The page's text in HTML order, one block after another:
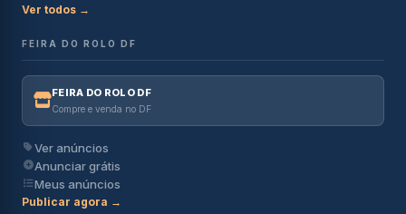
Ver todos →
FEIRA DO ROLO DF
FEIRA DO ROLO DF
Compre e venda no DF
Ver anúncios
Anunciar grátis
Meus anúncios
Publicar agora →